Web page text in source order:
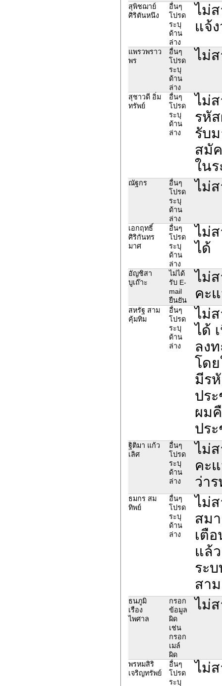
สุพิชฌาย์
ศิริตันหนึง
อื่นๆ
โปรด
ระบุ
ด้าน
ล่าง
ไม่
แจ้
แพรวพราว
พร
อื่นๆ
โปรด
ระบุ
ด้าน
ล่าง
ไม่
สุชาวดี อิ่ม
ทรัพย์
อื่นๆ
โปรด
ระบุ
ด้าน
ล่าง
ไม่
รหั
รับ
สมั
ใน
ณัฐกร
อื่นๆ
โปรด
ระบุ
ด้าน
ล่าง
ไม่
เอกฤทธิ์
ศิริกันทร
มาศ
อื่นๆ
โปรด
ระบุ
ด้าน
ล่าง
ไม่
ได้
อัญชิสา
บูเถ๊าะ
ไม่ได้
รับ E-
mail
ยืนยัน
ไม่
คะ
สหรัฐ สาม
คุ้มทิม
อื่นๆ
โปรด
ระบุ
ด้าน
ล่าง
ไม่
ได้
ลง
โด
มีร
ปร
ผม
ปร
ฐิติมา แก้ว
เลิศ
อื่นๆ
โปรด
ระบุ
ด้าน
ล่าง
ไม่
คะ
ว่า
ธมกร สม
ทิพย์
อื่นๆ
โปรด
ระบุ
ด้าน
ล่าง
ไม่
สม
เตื
แล้
ระ
สา
ธนภูมิ
เรือง
ไพศาล
กรอก
ข้อมูล
ผิด
เช่น
กรอก
เมล์
ผิด
ไม่
พรหมสิริ
เจริญทรัพย์
อื่นๆ
โปรด
ระบุ
ไม่